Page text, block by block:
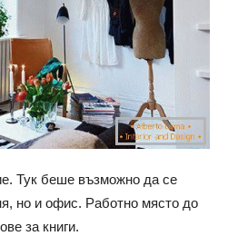
Тук беше възможно да се
но и офис. Работно място до
за книги.